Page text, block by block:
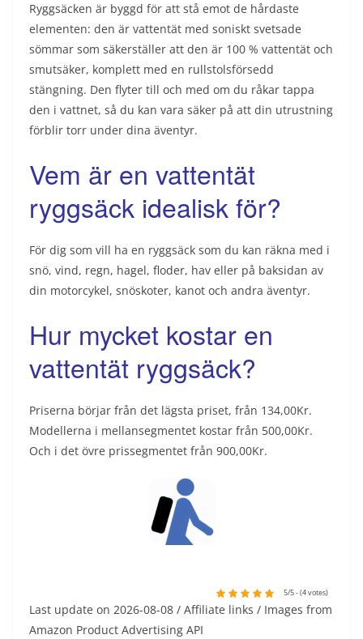
Ryggsäcken är byggd för att stå emot de hårdaste
elementen: den är vattentät med soniskt svetsade
sömmar som säkerställer att den är 100 % vattentät och
smutsäker, komplett med en rullstolsförsedd
stängning. Den flyter till och med om du råkar tappa
den i vattnet, så du kan vara säker på att din utrustning
förblir torr under dina äventyr.
Vem är en vattentät
ryggsäck idealisk för?
För dig som vill ha en ryggsäck som du kan räkna med i
snö, vind, regn, hagel, floder, hav eller på baksidan av
din motorcykel, snöskoter, kanot och andra äventyr.
Hur mycket kostar en
vattentät ryggsäck?
Priserna börjar från det lägsta priset, från 134,00Kr.
Modellerna i mellansegmentet kostar från 500,00Kr.
Och i det övre prissegmentet från 900,00Kr.
5/5 - (4 votes)
Last update on 2026-08-08 / Affiliate links / Images from
Amazon Product Advertising API